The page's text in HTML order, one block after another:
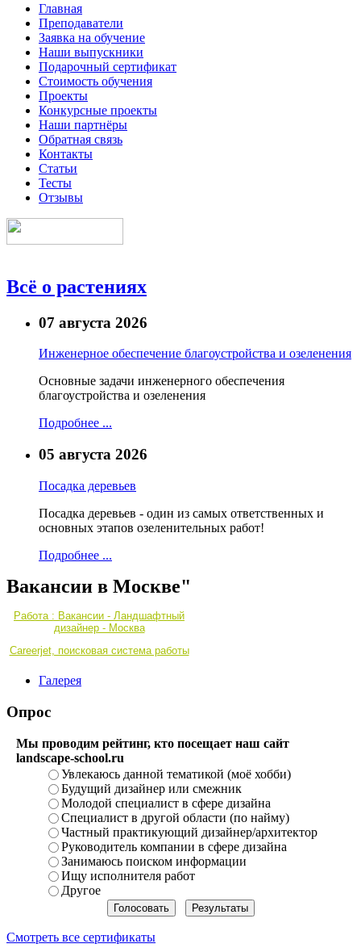
Главная
Преподаватели
Заявка на обучение
Наши выпускники
Подарочный сертификат
Стоимость обучения
Проекты
Конкурсные проекты
Наши партнёры
Обратная связь
Контакты
Статьи
Тесты
Отзывы
Всё о растениях
07 августа 2026
Инженерное обеспечение благоустройства и озеленения
Основные задачи инженерного обеспечения
благоустройства и озеленения
Подробнее ...
05 августа 2026
Посадка деревьев
Посадка деревьев - один из самых ответственных и
основных этапов озеленительных работ!
Подробнее ...
Вакансии в Москве"
Работа : Вакансии - Ландшафтный
дизайнер - Москва
Careerjet, поисковая система работы
Галерея
Опрос
Мы проводим рейтинг, кто посещает наш сайт
landscape-school.ru
Увлекаюсь данной тематикой (моё хобби)
Будущий дизайнер или смежник
Молодой специалист в сфере дизайна
Специалист в другой области (по найму)
Частный практикующий дизайнер/архитектор
Руководитель компании в сфере дизайна
Занимаюсь поиском информации
Ищу исполнителя работ
Другое
Смотреть все сертификаты